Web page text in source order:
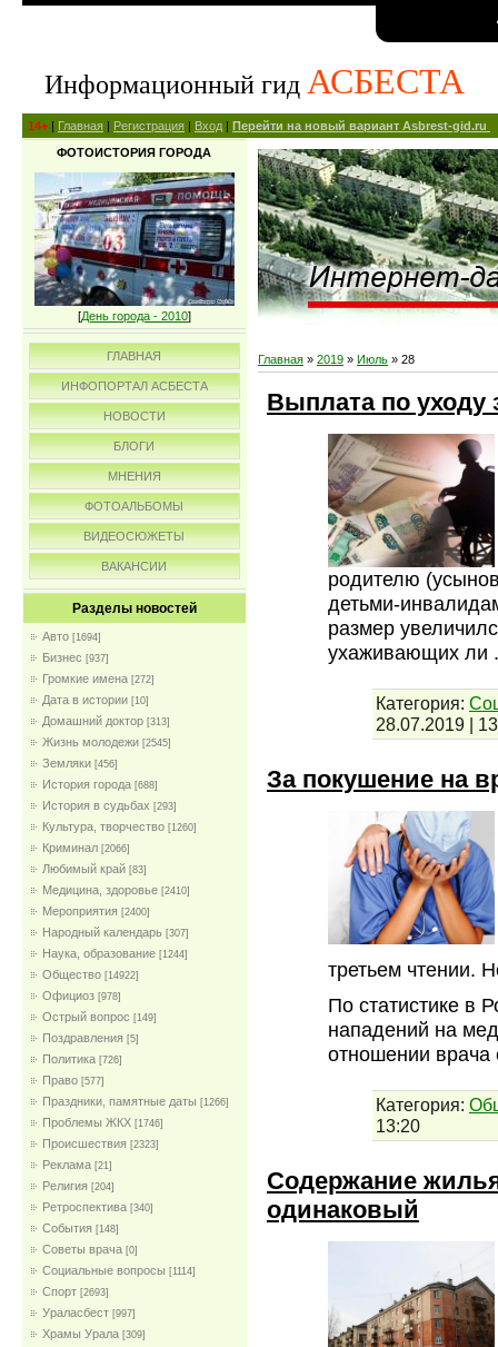
Информационный гид АСБЕСТА
14+ | Главная | Регистрация | Вход | Перейти на новый вариант Asbrest-gid.ru
ФОТОИСТОРИЯ ГОРОДА
[День города - 2010]
ГЛАВНАЯ
ИНФОПОРТАЛ АСБЕСТА
НОВОСТИ
БЛОГИ
МНЕНИЯ
ФОТОАЛЬБОМЫ
ВИДЕОСЮЖЕТЫ
ВАКАНСИИ
Разделы новостей
Авто [1694]
Бизнес [937]
Громкие имена [272]
Дата в истории [10]
Домашний доктор [313]
Жизнь молодежи [2545]
Земляки [456]
История города [688]
История в судьбах [293]
Культура, творчество [1260]
Криминал [2066]
Любимый край [83]
Медицина, здоровье [2410]
Мероприятия [2400]
Народный календарь [307]
Наука, образование [1244]
Общество [14922]
Официоз [978]
Острый вопрос [149]
Поздравления [5]
Политика [726]
Право [577]
Праздники, памятные даты [1266]
Проблемы ЖКХ [1746]
Проиcшествия [2323]
Реклама [21]
Религия [204]
Ретроспектива [340]
События [148]
Советы врача [0]
Социальные вопросы [1114]
Спорт [2693]
Ураласбест [997]
Храмы Урала [309]
Главная » 2019 » Июль » 28
Выплата по уходу
родителю
детьми-
размер
ухаживающих ли
Категория:
28.07.2019 |
За покушение на
третьем чтении.
По статистике в
нападений на
отношении врача
Категория:
13:20
Содержание
одинаковый